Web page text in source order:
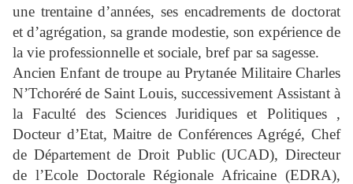
une trentaine d’années, ses encadrements de doctorat
et d’agrégation, sa grande modestie, son expérience de
la vie professionnelle et sociale, bref par sa sagesse.
Ancien Enfant de troupe au Prytanée Militaire Charles
N’Tchoréré de Saint Louis, successivement Assistant à
la Faculté des Sciences Juridiques et Politiques ,
Docteur d’Etat, Maitre de Conférences Agrégé, Chef
de Département de Droit Public (UCAD), Directeur
de l’Ecole Doctorale Régionale Africaine (EDRA),